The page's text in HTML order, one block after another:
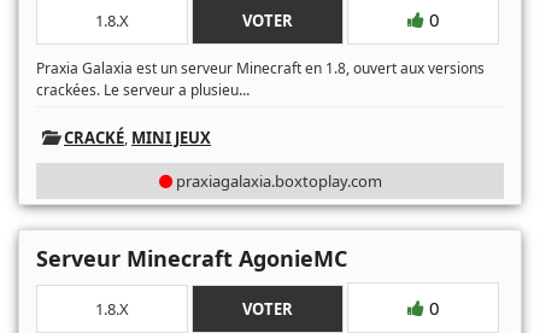
1.8.X VOTER 0
Praxia Galaxia est un serveur Minecraft en 1.8, ouvert aux versions
crackées. Le serveur a plusieu...
CRACKÉ, MINI JEUX
praxiagalaxia.boxtoplay.com
Serveur Minecraft AgonieMC
1.8.X VOTER 0